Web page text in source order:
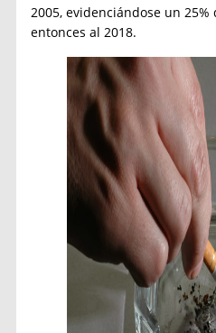
2005, evidenciándose un
entonces al 2018.